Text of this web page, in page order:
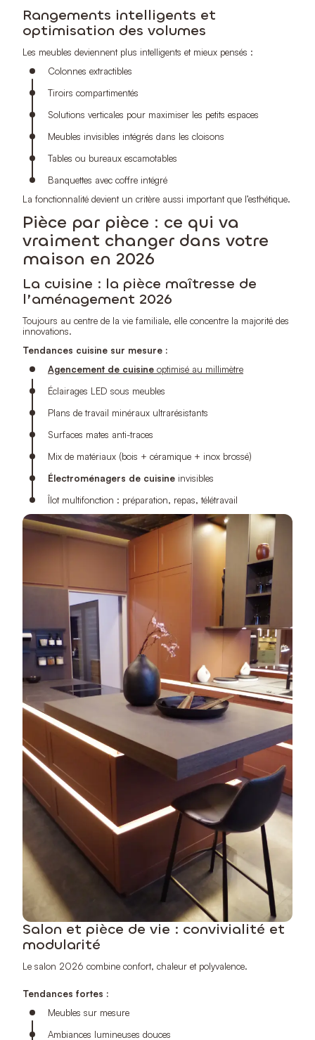
Rangements intelligents et
optimisation des volumes
Les meubles deviennent plus intelligents et mieux pensés :
Colonnes extractibles
Tiroirs compartimentés
Solutions verticales pour maximiser les petits espaces
Meubles invisibles intégrés dans les cloisons
Tables ou bureaux escamotables
Banquettes avec coffre intégré
La fonctionnalité devient un critère aussi important que l’esthétique.
Pièce par pièce : ce qui va
vraiment changer dans votre
maison en 2026
La cuisine : la pièce maîtresse de
l’aménagement 2026
Toujours au centre de la vie familiale, elle concentre la majorité des
innovations.
Tendances cuisine sur mesure :
Agencement de cuisine optimisé au millimètre
Éclairages LED sous meubles
Plans de travail minéraux ultrarésistants
Surfaces mates anti-traces
Mix de matériaux (bois + céramique + inox brossé)
Électroménagers de cuisine invisibles
Îlot multifonction : préparation, repas, télétravail
Salon et pièce de vie : convivialité et
modularité
Le salon 2026 combine confort, chaleur et polyvalence.
Tendances fortes :
Meubles sur mesure
Ambiances lumineuses douces